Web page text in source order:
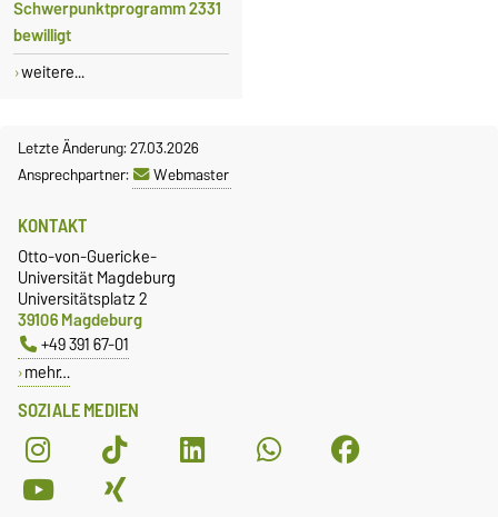
Schwerpunktprogramm 2331
bewilligt
weitere...
Letzte Änderung: 27.03.2026
Ansprechpartner:
Webmaster
SOZIALE MEDIEN
KONTAKT
Otto-von-Guericke-
Universität Magdeburg
Universitätsplatz 2
39106 Magdeburg
+49 391 67-01
mehr…